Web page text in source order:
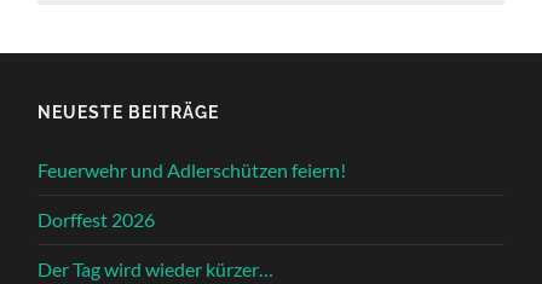
NEUESTE BEITRÄGE
Feuerwehr und Adlerschützen feiern!
Dorffest 2026
Der Tag wird wieder kürzer…